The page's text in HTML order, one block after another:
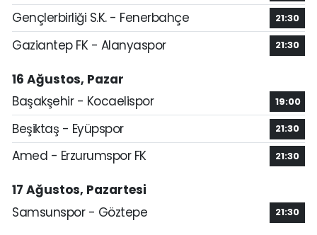
Gençlerbirliği S.K. - Fenerbahçe 21:30
Gaziantep FK - Alanyaspor 21:30
16 Ağustos, Pazar
Başakşehir - Kocaelispor
19:00
Beşiktaş - Eyüpspor 21:30
Amed - Erzurumspor FK 21:30
17 Ağustos, Pazartesi
Samsunspor - Göztepe
21:30